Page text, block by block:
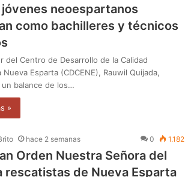
neoespartanos
como bachilleres y técnicos
del Centro de Desarrollo de la Calidad
Nueva Esparta (CDCENE), Rauwil Quijada,
balance de los…
»
hace 2 semanas 0 1.182
Orden Nuestra Señora del
rescatistas de Nueva Esparta